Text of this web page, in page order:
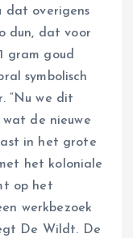
dat overigens
dun, dat voor
gram goud
symbolisch
“Nu we dit
de nieuwe
in het grote
het koloniale
op het
werkbezoek
De Wildt. De